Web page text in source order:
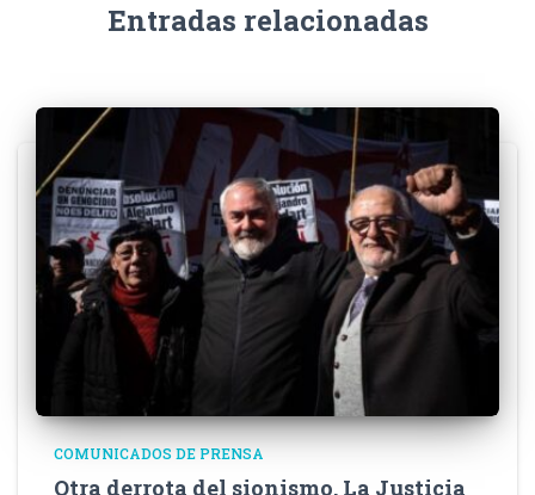
Entradas relacionadas
COMUNICADOS DE PRENSA
Otra derrota del sionismo. La Justicia